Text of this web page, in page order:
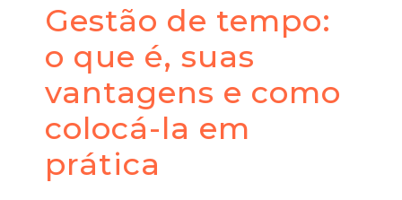
Gestão de tempo:
o que é, suas
vantagens e como
colocá-la em
prática